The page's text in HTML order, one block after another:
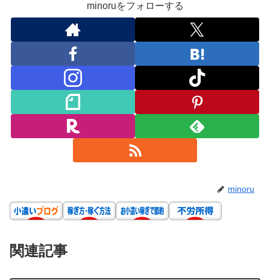
minoruをフォローする
minoru
関連記事